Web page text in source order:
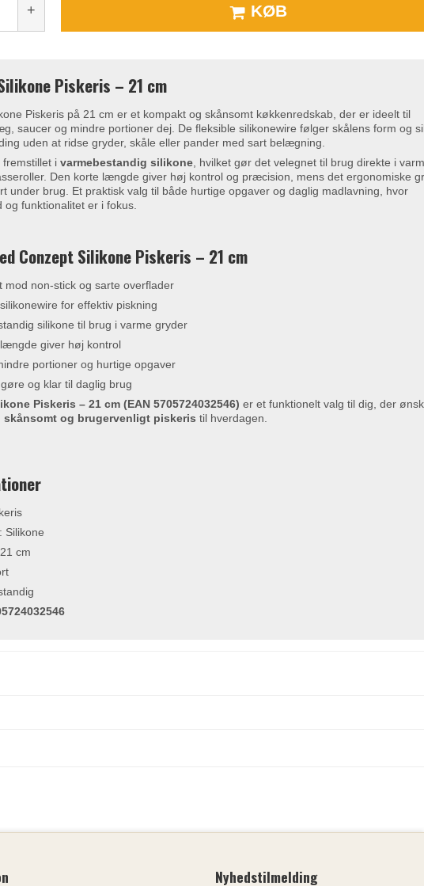
+ KØB
Piskeris – 21 cm
Piskeris på 21 cm er et kompakt og skånsomt køkkenredskab, der er ideelt til
saucer og mindre portioner dej. De fleksible silikonewire følger skålens form og
uden at ridse gryder, skåle eller pander med sart belægning.
fremstillet i varmebestandig silikone, hvilket gør det velegnet til brug direkte i
Den korte længde giver høj kontrol og præcision, mens det ergonomiske
under brug. Et praktisk valg til både hurtige opgaver og daglig madlavning, hvor
og funktionalitet er i fokus.
Conzept Silikone Piskeris – 21 cm
mod non-stick og sarte overflader
for effektiv piskning
silikone til brug i varme gryder
giver høj kontrol
portioner og hurtige opgaver
og klar til daglig brug
Piskeris – 21 cm (EAN 5705724032546) er et funktionelt valg til dig, der
skånsomt og brugervenligt piskeris til hverdagen.
Silikone
cm
Nyhedstilmelding